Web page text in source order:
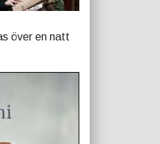
över en natt